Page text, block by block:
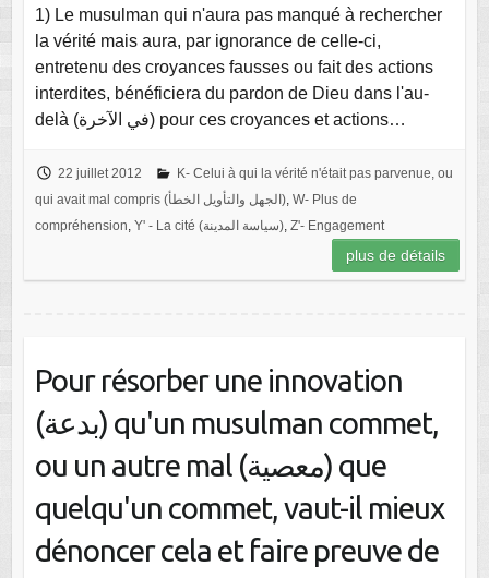
1) Le musulman qui n'aura pas manqué à rechercher
la vérité mais aura, par ignorance de celle-ci,
entretenu des croyances fausses ou fait des actions
interdites, bénéficiera du pardon de Dieu dans l'au-
delà (في الآخرة) pour ces croyances et actions…
22 juillet 2012
K- Celui à qui la vérité n'était pas parvenue, ou
qui avait mal compris (الجهل والتأويل الخطأ), W- Plus de
compréhension, Y' - La cité (سياسة المدينة), Z'- Engagement
plus de détails
Pour résorber une innovation
(بدعة) qu'un musulman commet,
ou un autre mal (معصية) que
quelqu'un commet, vaut-il mieux
dénoncer cela et faire preuve de